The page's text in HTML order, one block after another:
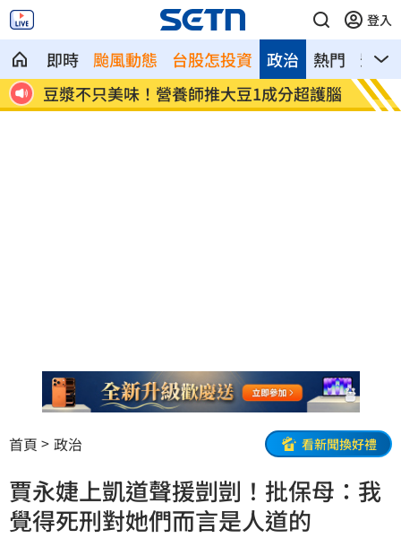
登入
即時 颱風動態 台股怎投資 熱門 影音
政治
進
豆漿不只美味！營養師推大豆1成分超護腦
槍砲
法
首頁 政治 看新聞換好禮
賈永婕上凱道聲援剴剴！批保母：我
覺得死刑對她們而言是人道的